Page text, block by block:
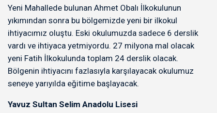
Yeni Mahallede bulunan Ahmet Obalı İlkokulunun
yıkımından sonra bu bölgemizde yeni bir ilkokul
ihtiyacımız oluştu. Eski okulumuzda sadece 6 derslik
vardı ve ihtiyaca yetmiyordu. 27 milyona mal olacak
yeni Fatih İlkokulunda toplam 24 derslik olacak.
Bölgenin ihtiyacını fazlasıyla karşılayacak okulumuz
seneye yarıyılda eğitime başlayacak.
Yavuz Sultan Selim Anadolu Lisesi